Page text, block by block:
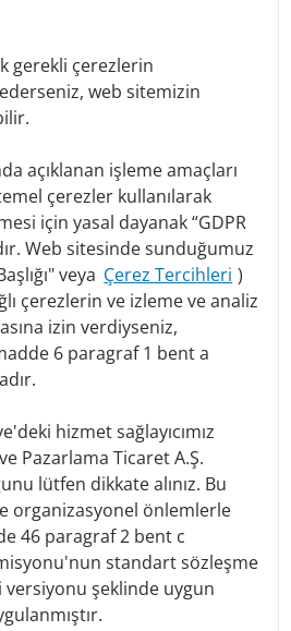
data processing
data only insofar as it is
banking products, in the
of contracts or for the execution
that are carried out on
as well as for the execution of all
operation and administration of
as for the settlement of the
specific details on the purpose
refer to the relevant
terms and conditions. In
data that we receive from
manner (e.g. for the
or on the basis of a given
is necessary for the provision of
we process personal data that
from publicly accessible
company registers, registers
Internet) and are permitted
for the provision of our
the following data of
authorized
gerekli çerezlerin
ederseniz, web sitemizin
açıklanan işleme amaçları
çerezler kullanılarak
için yasal dayanak “GDPR
Web sitesinde sunduğumuz
veya Çerez Tercihleri )
çerezlerin ve izleme ve analiz
izin verdiyseniz,
6 paragraf 1 bent a
hizmet sağlayıcımız
Pazarlama Ticaret A.Ş.
lütfen dikkate alınız. Bu
organizasyonel önlemlerle
46 paragraf 2 bent c
standart sözleşme
şeklinde uygun